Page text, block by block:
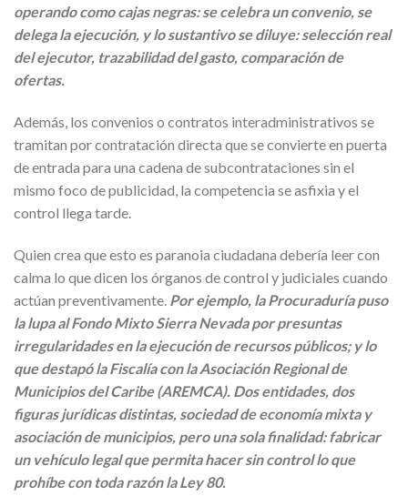
operando como cajas negras: se celebra un convenio, se
delega la ejecución, y lo sustantivo se diluye: selección real
del ejecutor, trazabilidad del gasto, comparación de
ofertas.
Además, los convenios o contratos interadministrativos se
tramitan por contratación directa que se convierte en puerta
de entrada para una cadena de subcontrataciones sin el
mismo foco de publicidad, la competencia se asfixia y el
control llega tarde.
Quien crea que esto es paranoia ciudadana debería leer con
calma lo que dicen los órganos de control y judiciales cuando
actúan preventivamente. Por ejemplo, la Procuraduría puso
la lupa al Fondo Mixto Sierra Nevada por presuntas
irregularidades en la ejecución de recursos públicos; y lo
que destapó la Fiscalía con la Asociación Regional de
Municipios del Caribe (AREMCA). Dos entidades, dos
figuras jurídicas distintas, sociedad de economía mixta y
asociación de municipios, pero una sola finalidad: fabricar
un vehículo legal que permita hacer sin control lo que
prohíbe con toda razón la Ley 80.